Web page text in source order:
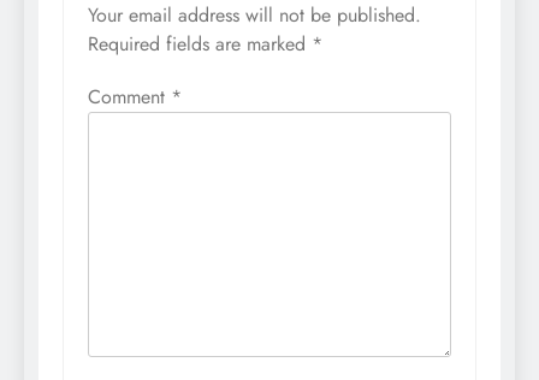
Your email address will not be published.
Required fields are marked *
Comment *